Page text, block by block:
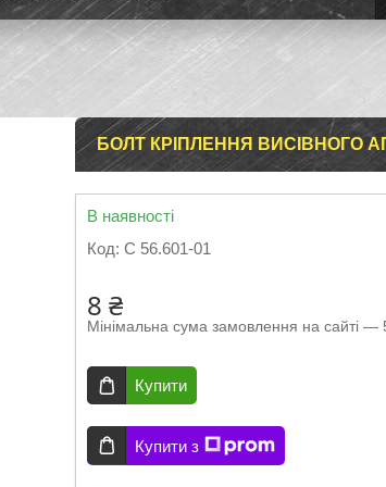
БОЛТ КРІПЛЕННЯ ВИСІВНОГО
В наявності
Код: С 56.601-01
8 ₴
Мінімальна сума замовлення на сайті —
Купити
Купити з